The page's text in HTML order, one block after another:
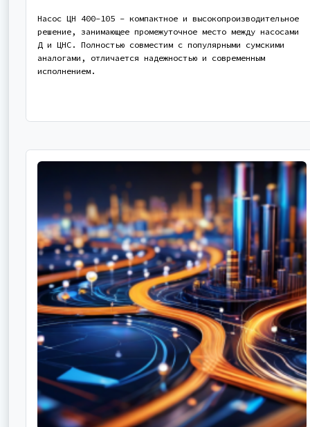
Насос ЦН 400-105 - компактное и высокопроизводительное
решение, занимающее промежуточное место между насосами
Д и ЦНС. Полностью совместим с популярными сумскими
аналогами, отличается надежностью и современным
исполнением.